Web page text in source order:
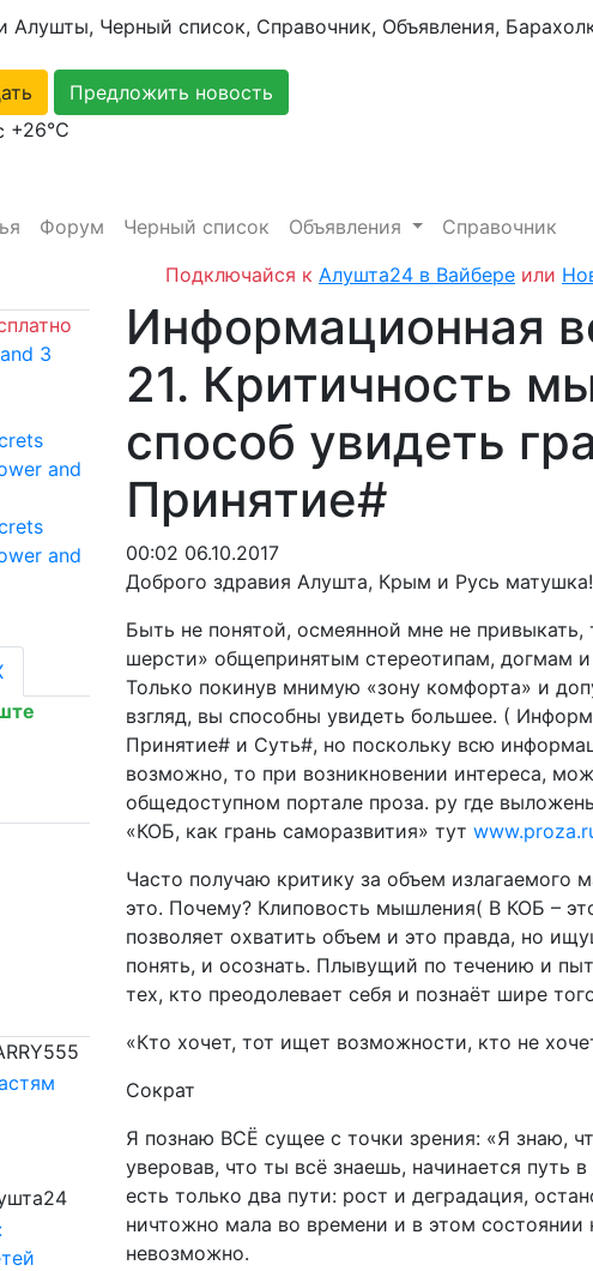
Предложить новость
+26℃
Форум Черный список Объявления Справочник
Подключайся к Алушта24 в Вайбере или
Информационная
21. Критичность
способ увидеть
Принятие#
00:02 06.10.2017
Доброго здравия Алушта, Крым и Русь матушка!
Быть не понятой, осмеянной мне не привыкать,
шерсти» общепринятым стереотипам, догмам
Только покинув мнимую «зону комфорта» и
взгляд, вы способны увидеть большее. (
Принятие# и Суть#, но поскольку всю
возможно, то при возникновении интереса,
общедоступном портале проза. ру где
«КОБ, как грань саморазвития» тут
Часто получаю критику за объем излагаемого
это. Почему? Клиповость мышления( В КОБ –
позволяет охватить объем и это правда, но
понять, и осознать. Плывущий по течению и
тех, кто преодолевает себя и познаёт шире
«Кто хочет, тот ищет возможности, кто не
Сократ
Я познаю ВСЁ сущее с точки зрения: «Я знаю,
уверовав, что ты всё знаешь, начинается путь
есть только два пути: рост и деградация,
ничтожно мала во времени и в этом состоянии
невозможно.
3
and
and